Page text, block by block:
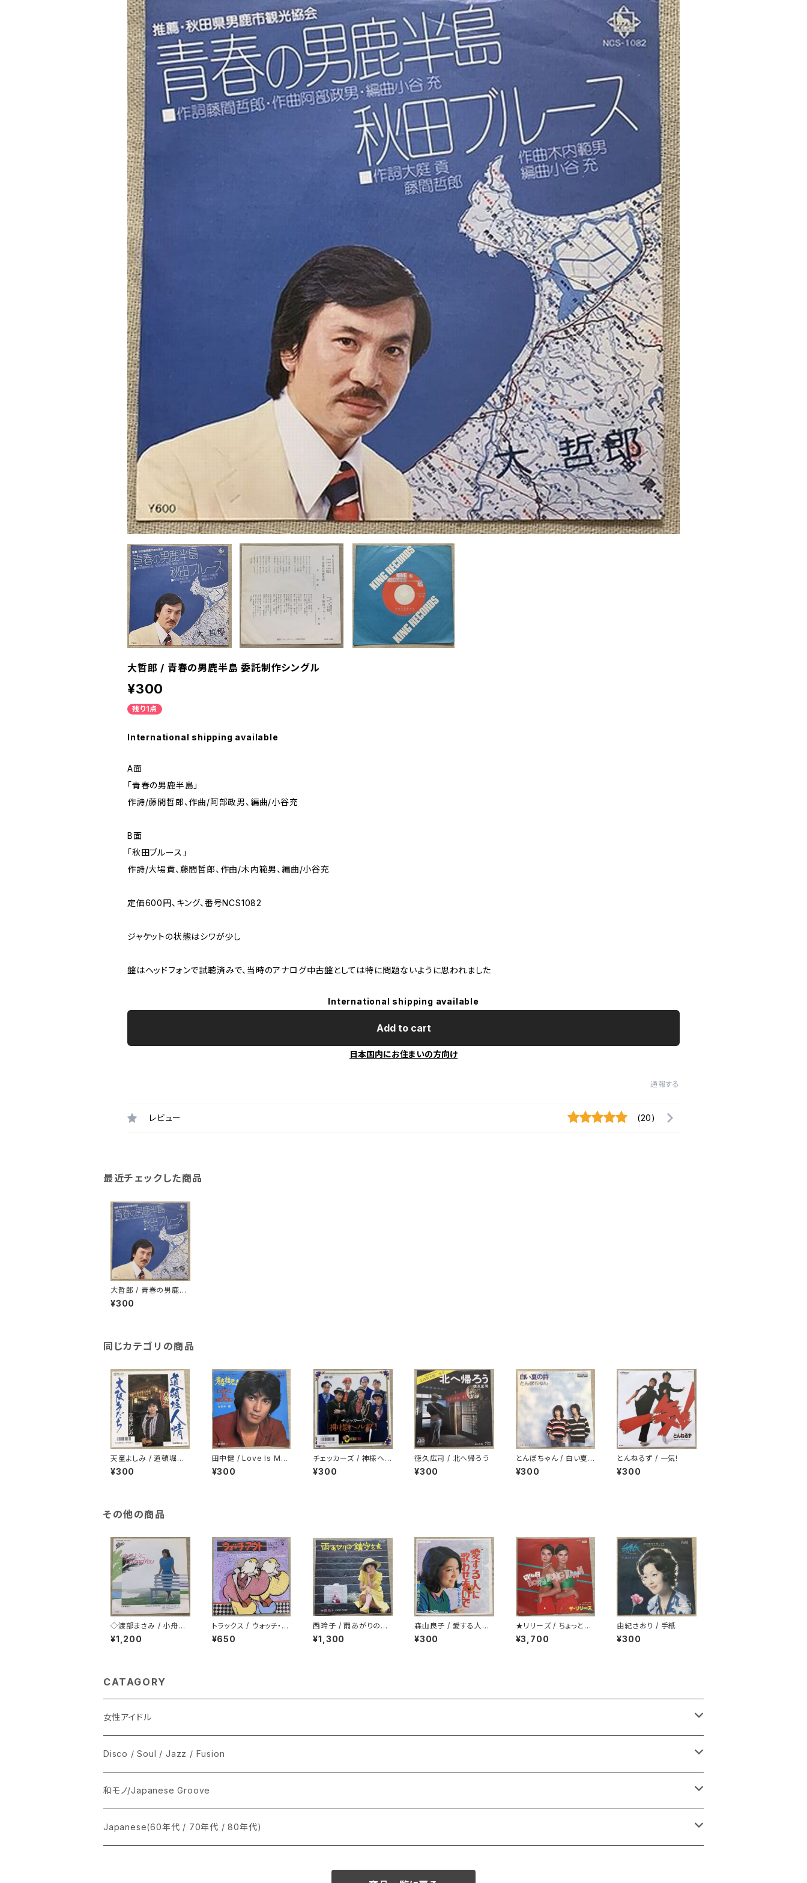
大哲郎 / 青春の男鹿半島 委託制作シングル
¥300
残り1点
International shipping available
A面
「青春の男鹿半島」
作詩/藤間哲郎、作曲/阿部政男、編曲/小谷充
B面
「秋田ブルース」
作詩/大場貢、藤間哲郎、作曲/木内範男、編曲/小谷充
定価600円、キング、番号NCS1082
ジャケットの状態はシワが少し
盤はヘッドフォンで試聴済みで、当時のアナログ中古盤としては特に問題ないように思われました
International shipping available
Add to cart
日本国内にお住まいの方向け
通報する
レビュー (20)
最近チェックした商品
大哲郎 / 青春の男鹿半
島 委託制作シングル
¥300
同じカテゴリの商品
天童よしみ / 道頓堀人
情
¥300
田中健 / Love Is Mus
ic プロモ
¥300
チェッカーズ / 神様ヘル
プ!
¥300
徳久広司 / 北へ帰ろう
¥300
とんぼちゃん / 白い夏
の詩
¥300
とんねるず / 一気!
¥300
その他の商品
◇渡部まさみ / 小舟の
ように Loving You
¥1,200
トラックス / ウォッチ・ア
ウト
¥650
西玲子 / 雨あがりの鎮
守さま プロモ
¥1,300
森山良子 / 愛する人に
歌わせないで
¥300
★リリーズ / ちょっとH
ONG KONG TOWN
¥3,700
由紀さおり / 手紙
¥300
CATAGORY
女性アイドル
シングル盤
あ行
か行
LP
CD
Disco / Soul / Jazz / Fusion
シングル盤
A
12インチ・シングル
和モノ/Japanese Groove
シングル盤
Japanese(60年代 / 70年代 / 80年代)